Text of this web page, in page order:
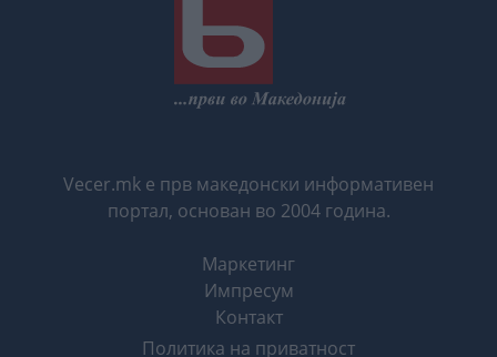
Vecer.mk е прв македонски информативен
портал, основан во 2004 година.
Маркетинг
Импресум
Контакт
Политика на приватност